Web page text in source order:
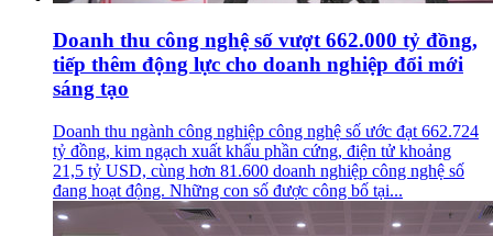
Doanh thu công nghệ số vượt 662.000 tỷ đồng,
tiếp thêm động lực cho doanh nghiệp đổi mới
sáng tạo
Doanh thu ngành công nghiệp công nghệ số ước đạt 662.724
tỷ đồng, kim ngạch xuất khẩu phần cứng, điện tử khoảng
21,5 tỷ USD, cùng hơn 81.600 doanh nghiệp công nghệ số
đang hoạt động. Những con số được công bố tại...